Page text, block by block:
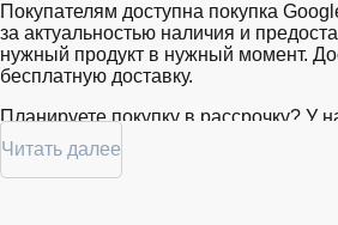
Покупателям доступна покупка
за актуальностью наличия и
нужный продукт в нужный момент.
бесплатную доставку.
Планируете покупку в рассрочку? У
покупку комфортной. Просто
в Липецке вы сможете в кратчайшие
Читать далее